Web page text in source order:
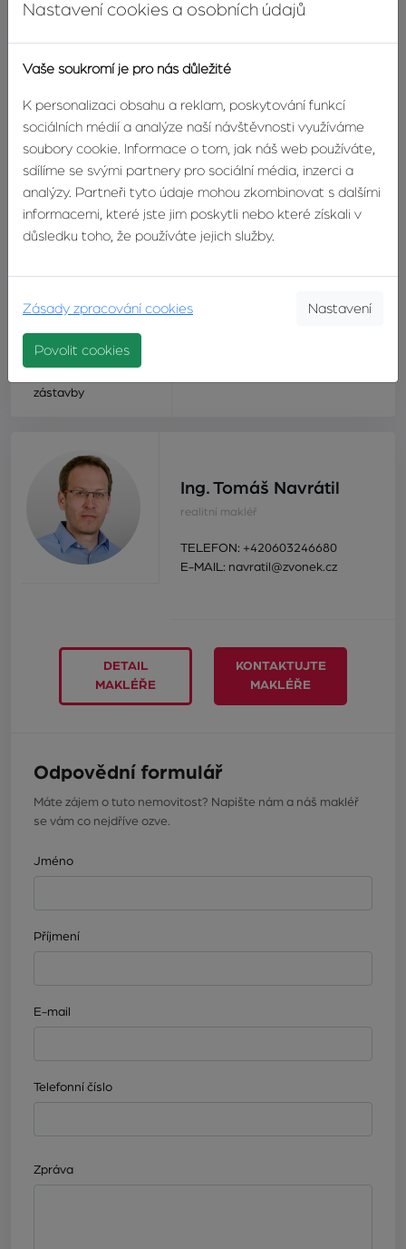
Počet podlaží v
1
Zastavěná plocha 97m²
Užitná plocha 72m²
Stav objektu velmi dobrý
zástavby
Ing. Tomáš Navrátil
realitní makléř
TELEFON: +420603246680
E-MAIL: navratil@zvonek.cz
DETAIL
MAKLÉŘE
KONTAKTUJTE
MAKLÉŘE
Odpovědní formulář
Máte zájem o tuto nemovitost? Napište nám a náš makléř
se vám co nejdříve ozve.
Jméno
Příjmení
E-mail
Telefonní číslo
Zpráva
Nastavení cookies a osobních údajů
Vaše soukromí je pro nás důležité
K personalizaci obsahu a reklam, poskytování funkcí
sociálních médií a analýze naší návštěvnosti využíváme
soubory cookie. Informace o tom, jak náš web používáte,
sdílíme se svými partnery pro sociální média, inzerci a
analýzy. Partneři tyto údaje mohou zkombinovat s dalšími
informacemi, které jste jim poskytli nebo které získali v
důsledku toho, že používáte jejich služby.
Zásady zpracování cookies Nastavení
Povolit cookies